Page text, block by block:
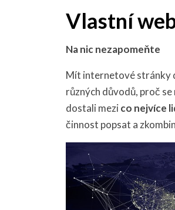
Vlastní
Na nic nezapomeňte
Mít internetové stránky
různých důvodů, proč
dostali mezico nejvíce
činnost popsat a